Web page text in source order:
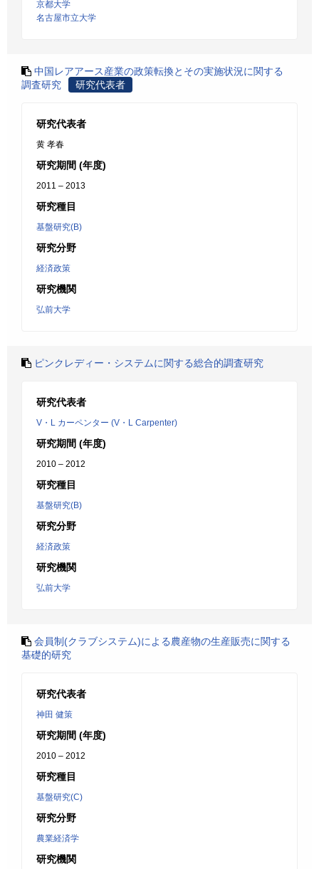
京都大学
名古屋市立大学
中国レアアース産業の政策転換とその実施状況に関する
調査研究
研究代表者
研究代表者
黄 孝春
研究期間 (年度)
2011 – 2013
研究種目
基盤研究(B)
研究分野
経済政策
研究機関
弘前大学
ピンクレディー・システムに関する総合的調査研究
研究代表者
V・L カーペンター (V・L Carpenter)
研究期間 (年度)
2010 – 2012
研究種目
基盤研究(B)
研究分野
経済政策
研究機関
弘前大学
会員制(クラブシステム)による農産物の生産販売に関する
基礎的研究
研究代表者
神田 健策
研究期間 (年度)
2010 – 2012
研究種目
基盤研究(C)
研究分野
農業経済学
研究機関